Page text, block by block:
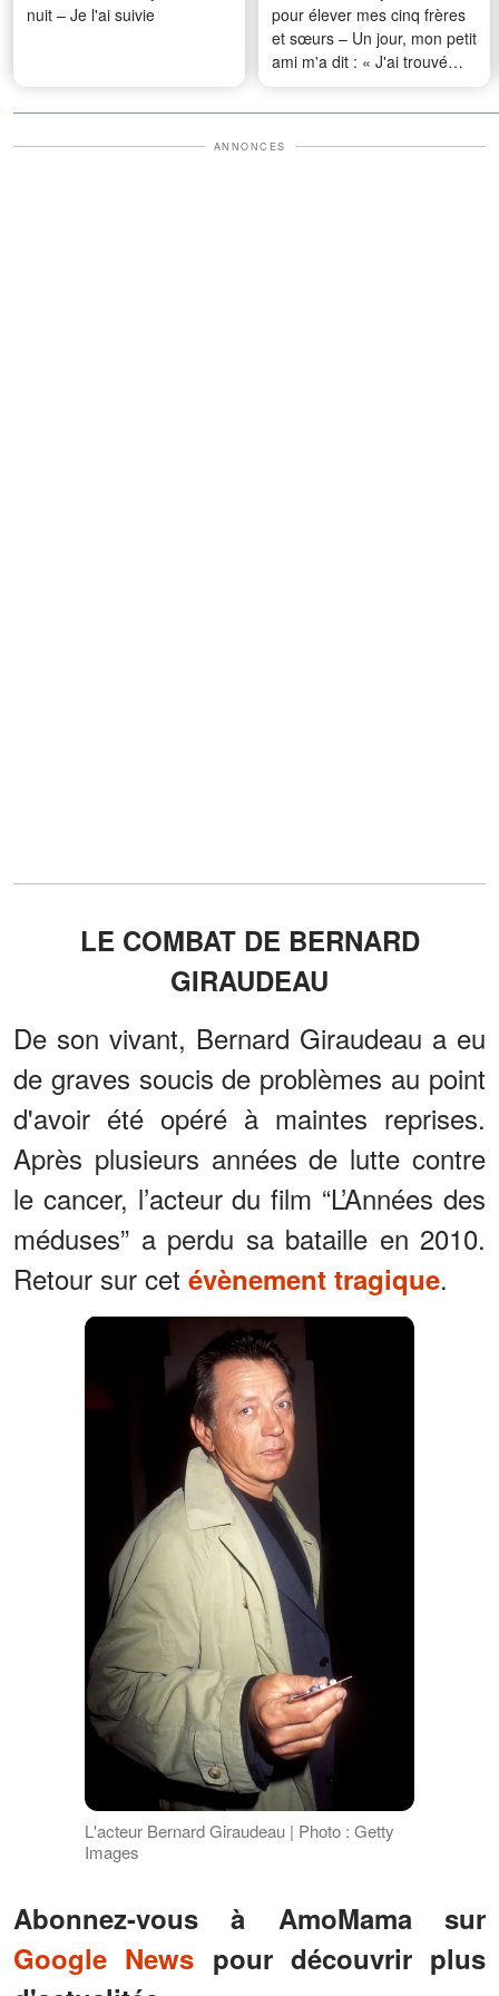
nuit – Je l'ai suivie
pour élever mes cinq frères
et sœurs – Un jour, mon petit
ami m'a dit : « J'ai trouvé
quelque chose dans la
chambre de ta petite sœur.
ANNONCES
LE COMBAT DE BERNARD
GIRAUDEAU
De son vivant, Bernard Giraudeau a eu
de graves soucis de problèmes au point
d'avoir été opéré à maintes reprises.
Après plusieurs années de lutte contre
le cancer, l’acteur du film “L’Années des
méduses” a perdu sa bataille en 2010.
Retour sur cet évènement tragique.
L'acteur Bernard Giraudeau | Photo : Getty
Images
Abonnez-vous à AmoMama sur
Google News pour découvrir plus